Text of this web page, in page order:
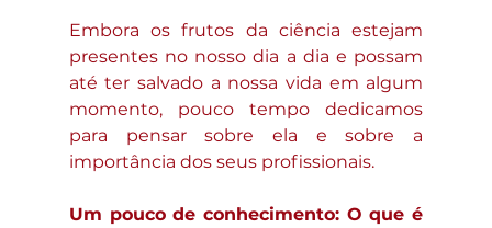
Embora os frutos da ciência estejam
presentes no nosso dia a dia e possam
até ter salvado a nossa vida em algum
momento, pouco tempo dedicamos
para pensar sobre ela e sobre a
importância dos seus profissionais.
Um pouco de conhecimento: O que é